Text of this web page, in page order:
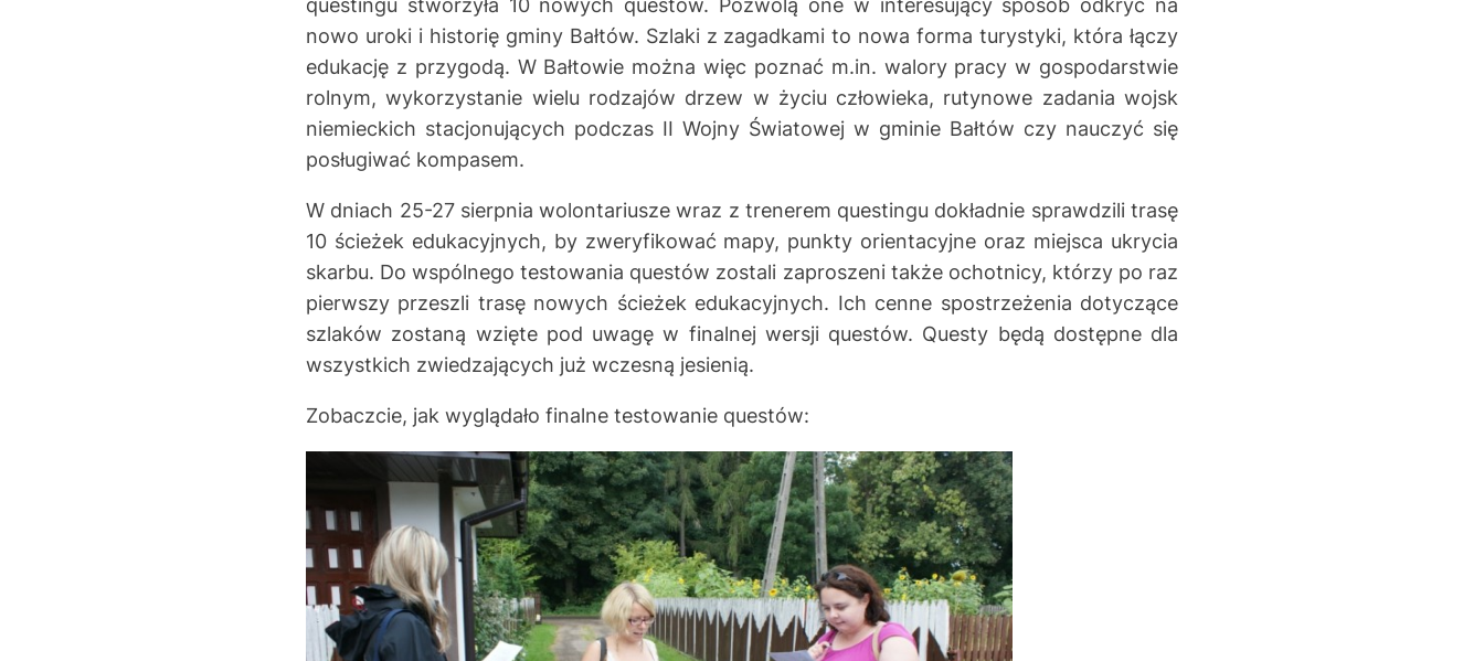
questingu stworzyła 10 nowych questów. Pozwolą one w interesujący sposób odkryć na
nowo uroki i historię gminy Bałtów. Szlaki z zagadkami to nowa forma turystyki, która łączy
edukację z przygodą. W Bałtowie można więc poznać m.in. walory pracy w gospodarstwie
rolnym, wykorzystanie wielu rodzajów drzew w życiu człowieka, rutynowe zadania wojsk
niemieckich stacjonujących podczas II Wojny Światowej w gminie Bałtów czy nauczyć się
posługiwać kompasem.
W dniach 25-27 sierpnia wolontariusze wraz z trenerem questingu dokładnie sprawdzili trasę
10 ścieżek edukacyjnych, by zweryfikować mapy, punkty orientacyjne oraz miejsca ukrycia
skarbu. Do wspólnego testowania questów zostali zaproszeni także ochotnicy, którzy po raz
pierwszy przeszli trasę nowych ścieżek edukacyjnych. Ich cenne spostrzeżenia dotyczące
szlaków zostaną wzięte pod uwagę w finalnej wersji questów. Questy będą dostępne dla
wszystkich zwiedzających już wczesną jesienią.
Zobaczcie, jak wyglądało finalne testowanie questów: